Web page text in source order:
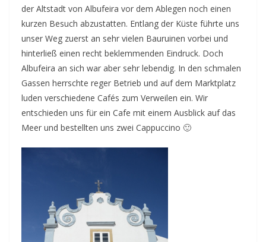
der Altstadt von Albufeira vor dem Ablegen noch einen
kurzen Besuch abzustatten. Entlang der Küste führte uns
unser Weg zuerst an sehr vielen Bauruinen vorbei und
hinterließ einen recht beklemmenden Eindruck. Doch
Albufeira an sich war aber sehr lebendig. In den schmalen
Gassen herrschte reger Betrieb und auf dem Marktplatz
luden verschiedene Cafés zum Verweilen ein. Wir
entschieden uns für ein Cafe mit einem Ausblick auf das
Meer und bestellten uns zwei Cappuccino 🙂